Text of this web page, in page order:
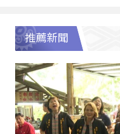
推薦新聞